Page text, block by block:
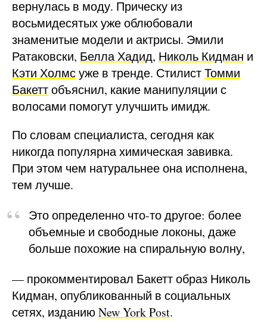
вернулась в моду. Прическу из
восьмидесятых уже облюбовали
знаменитые модели и актрисы. Эмили
Ратаковски, Белла Хадид, Николь Кидман и
Кэти Холмсуже в тренде. СтилистТомми
Бакеттобъяснил, какие манипуляции с
волосами помогут улучшить имидж.
По словам специалиста, сегодня как
никогда популярна химическая завивка.
При этом чем натуральнее она исполнена,
тем лучше.
Это определенно что-то другое: более
объемные и свободные локоны, даже
больше похожие на спиральную волну,
— прокомментировал Бакетт образ Николь
Кидман, опубликованный в социальных
сетях, изданиюNew York Post.